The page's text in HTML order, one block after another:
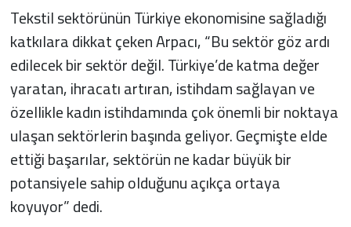
Tekstil sektörünün Türkiye ekonomisine sağladığı
katkılara dikkat çeken Arpacı, “Bu sektör göz ardı
edilecek bir sektör değil. Türkiye’de katma değer
yaratan, ihracatı artıran, istihdam sağlayan ve
özellikle kadın istihdamında çok önemli bir noktaya
ulaşan sektörlerin başında geliyor. Geçmişte elde
ettiği başarılar, sektörün ne kadar büyük bir
potansiyele sahip olduğunu açıkça ortaya
koyuyor” dedi.